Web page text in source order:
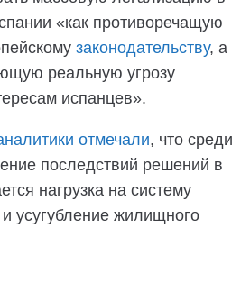
«как противоречащую
законодательству, а
реальную угрозу
испанцев».
отмечали, что среди
последствий решений в
нагрузка на систему
усугубление жилищного